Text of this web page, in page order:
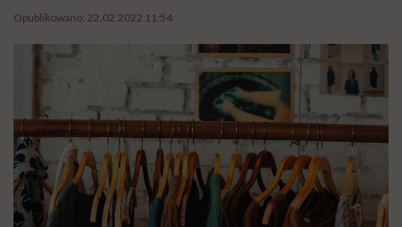
Opublikowano: 22.02.2022 11:54